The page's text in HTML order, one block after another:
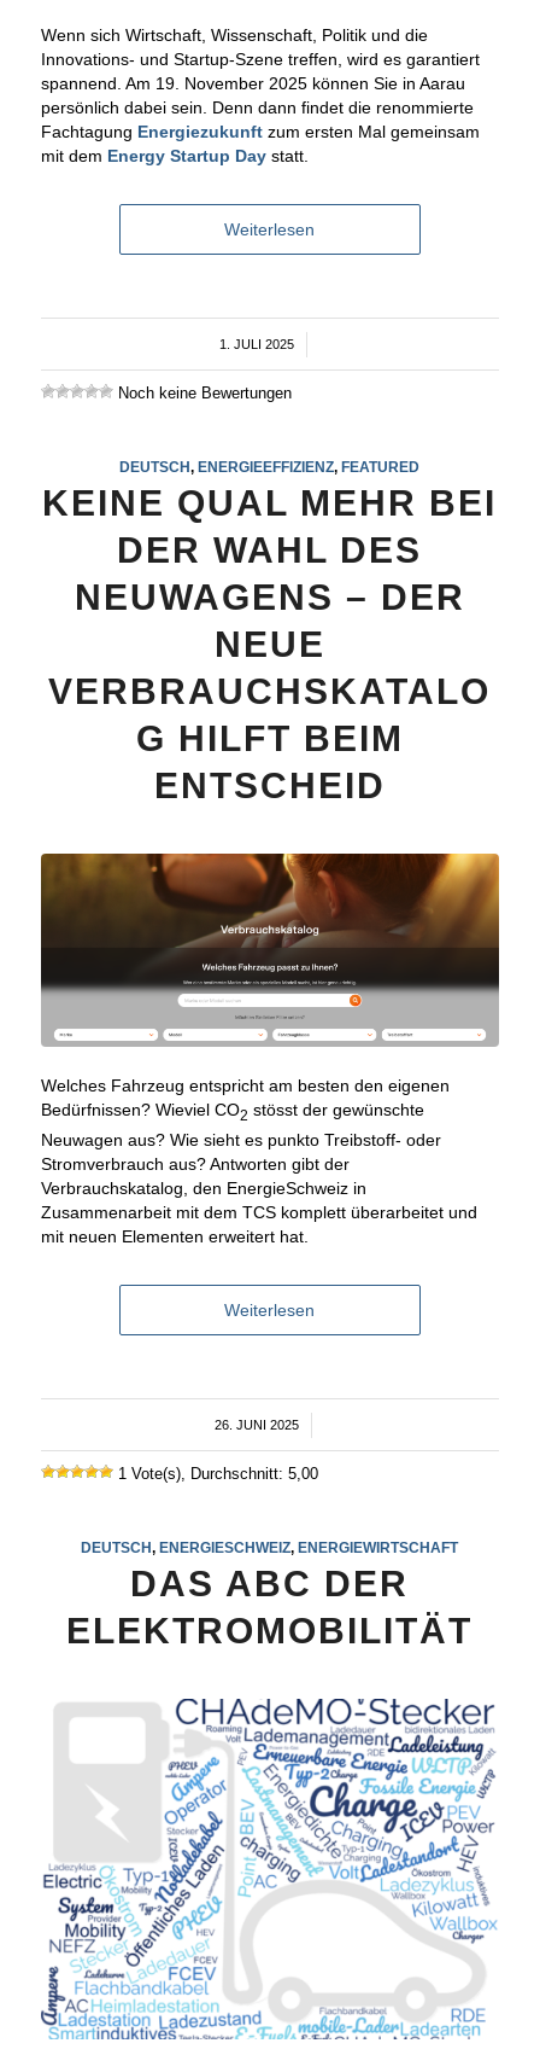
Wenn sich Wirtschaft, Wissenschaft, Politik und die
Innovations- und Startup-Szene treffen, wird es garantiert
spannend. Am 19. November 2025 können Sie in Aarau
persönlich dabei sein. Denn dann findet die renommierte
Fachtagung Energiezukunftzum ersten Mal gemeinsam
mit dem Energy Startup Daystatt.
Weiterlesen
1. JULI 2025
Noch keine Bewertungen
DEUTSCH, ENERGIEEFFIZIENZ, FEATURED
KEINE QUAL MEHR BEI
DER WAHL DES
NEUWAGENS – DER
NEUE
VERBRAUCHSKATALO
G HILFT BEIM
ENTSCHEID
Welches Fahrzeug entspricht am besten den eigenen
Bedürfnissen? Wieviel CO2 stösst der gewünschte
Neuwagen aus? Wie sieht es punkto Treibstoff- oder
Stromverbrauch aus? Antworten gibt der
Verbrauchskatalog, den EnergieSchweiz in
Zusammenarbeit mit dem TCS komplett überarbeitet und
mit neuen Elementen erweitert hat.
Weiterlesen
26. JUNI 2025
/
1 Vote(s), Durchschnitt: 5,00
DEUTSCH,ENERGIESCHWEIZ,ENERGIEWIRTSCHAFT
DAS ABC DER
ELEKTROMOBILITÄT